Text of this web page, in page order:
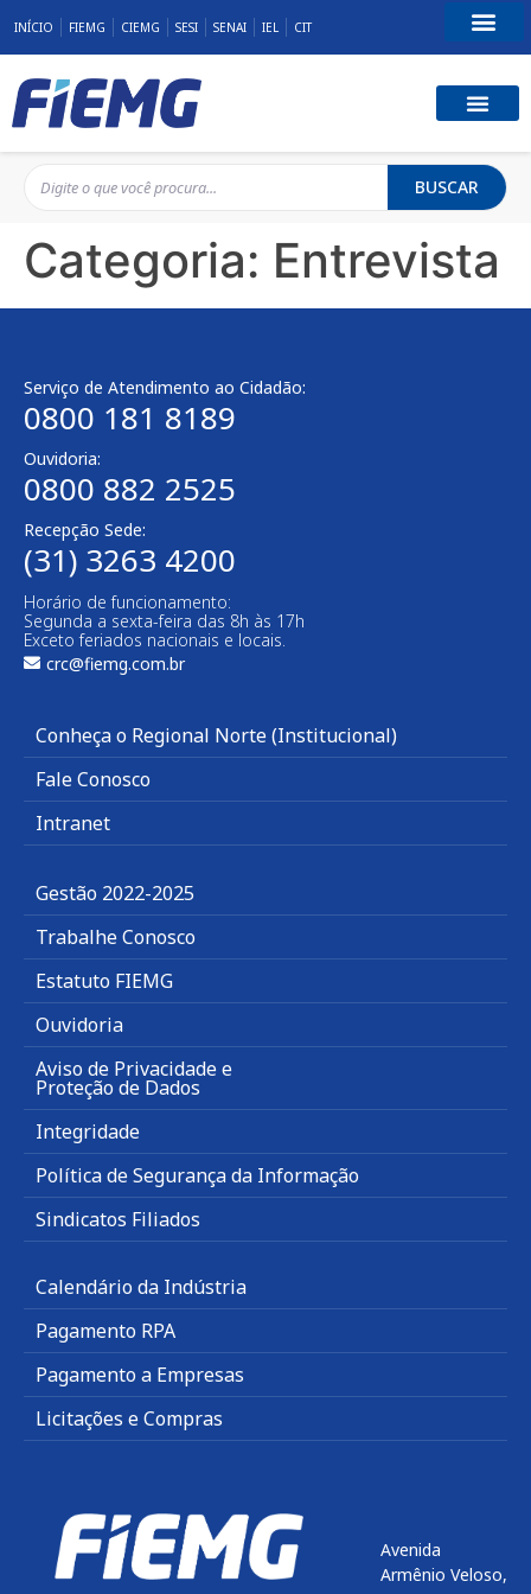
INÍCIO FIEMG CIEMG SESI SENAI IEL CIT
BUSCAR
Categoria: Entrevista
Serviço de Atendimento ao Cidadão:
0800 181 8189
Ouvidoria:
0800 882 2525
Recepção Sede:
(31) 3263 4200
Horário de funcionamento:
Segunda a sexta-feira das 8h às 17h
Exceto feriados nacionais e locais.
crc@fiemg.com.br
Conheça o Regional Norte (Institucional)
Fale Conosco
Intranet
Gestão 2022-2025
Trabalhe Conosco
Estatuto FIEMG
Ouvidoria
Aviso de Privacidade e
Proteção de Dados
Integridade
Política de Segurança da Informação
Sindicatos Filiados
Calendário da Indústria
Pagamento RPA
Pagamento a Empresas
Licitações e Compras
Avenida
Armênio Veloso,